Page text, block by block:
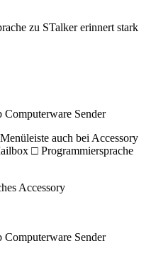
zu STalker erinnert stark
Computerware Sender
auch bei Accessory
□ Programmiersprache
Accessory
Computerware Sender